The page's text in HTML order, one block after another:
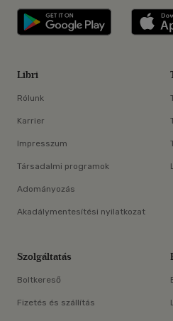
Libri
Libri
Rólunk
Karrier
Impresszum
Társadalmi programok
Adományozás
Akadálymentesítési nyilatkozat
Szolgáltatás
Boltkereső
Fizetés és szállítás